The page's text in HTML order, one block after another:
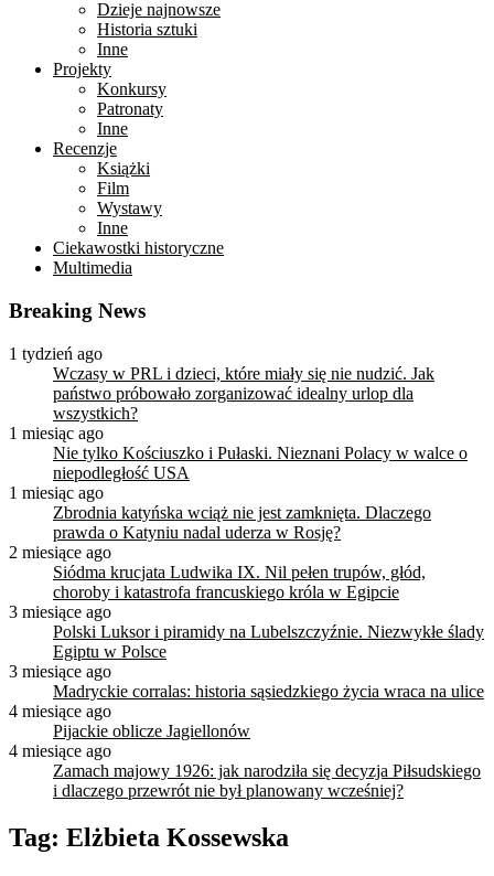
Dzieje najnowsze
Historia sztuki
Inne
Projekty
Konkursy
Patronaty
Inne
Recenzje
Książki
Film
Wystawy
Inne
Ciekawostki historyczne
Multimedia
Breaking News
1 tydzień ago
Wczasy w PRL i dzieci, które miały się nie nudzić. Jak
państwo próbowało zorganizować idealny urlop dla
wszystkich?
1 miesiąc ago
Nie tylko Kościuszko i Pułaski. Nieznani Polacy w walce o
niepodległość USA
1 miesiąc ago
Zbrodnia katyńska wciąż nie jest zamknięta. Dlaczego
prawda o Katyniu nadal uderza w Rosję?
2 miesiące ago
Siódma krucjata Ludwika IX. Nil pełen trupów, głód,
choroby i katastrofa francuskiego króla w Egipcie
3 miesiące ago
Polski Luksor i piramidy na Lubelszczyźnie. Niezwykłe ślady
Egiptu w Polsce
3 miesiące ago
Madryckie corralas: historia sąsiedzkiego życia wraca na ulice
4 miesiące ago
Pijackie oblicze Jagiellonów
4 miesiące ago
Zamach majowy 1926: jak narodziła się decyzja Piłsudskiego
i dlaczego przewrót nie był planowany wcześniej?
Tag: Elżbieta Kossewska